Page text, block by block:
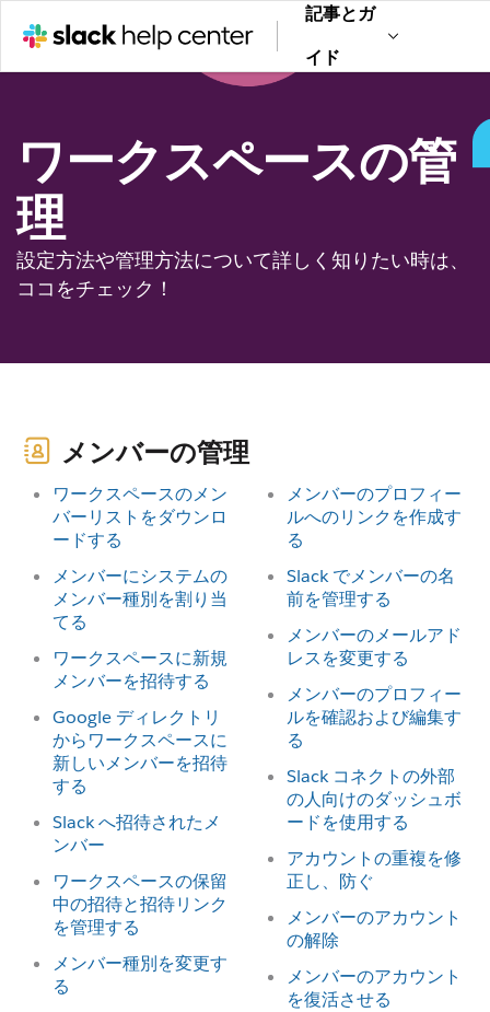
記事とガ
イド
ワークスペースの管
理
設定方法や管理方法について詳しく知りたい時は、
ココをチェック！
メンバーの管理
ワークスペースのメン
バーリストをダウンロ
ードする
メンバーにシステムの
メンバー種別を割り当
てる
ワークスペースに新規
メンバーを招待する
Google ディレクトリ
からワークスペースに
新しいメンバーを招待
する
Slack へ招待されたメ
ンバー
ワークスペースの保留
中の招待と招待リンク
を管理する
メンバー種別を変更す
る
メンバーのプロフィー
ルへのリンクを作成す
る
Slack でメンバーの名
前を管理する
メンバーのメールアド
レスを変更する
メンバーのプロフィー
ルを確認および編集す
る
Slack コネクトの外部
の人向けのダッシュボ
ードを使用する
アカウントの重複を修
正し、防ぐ
メンバーのアカウント
の解除
メンバーのアカウント
を復活させる